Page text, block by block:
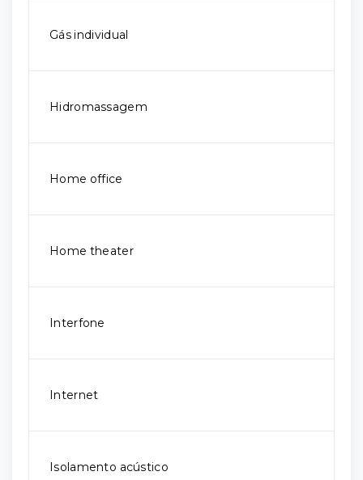
Gás individual
Hidromassagem
Home office
Home theater
Interfone
Internet
Isolamento acústico